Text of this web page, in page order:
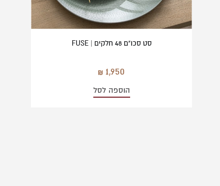
סט סכו"ם 48 חלקים | FUSE
1,950
הוספה לסל